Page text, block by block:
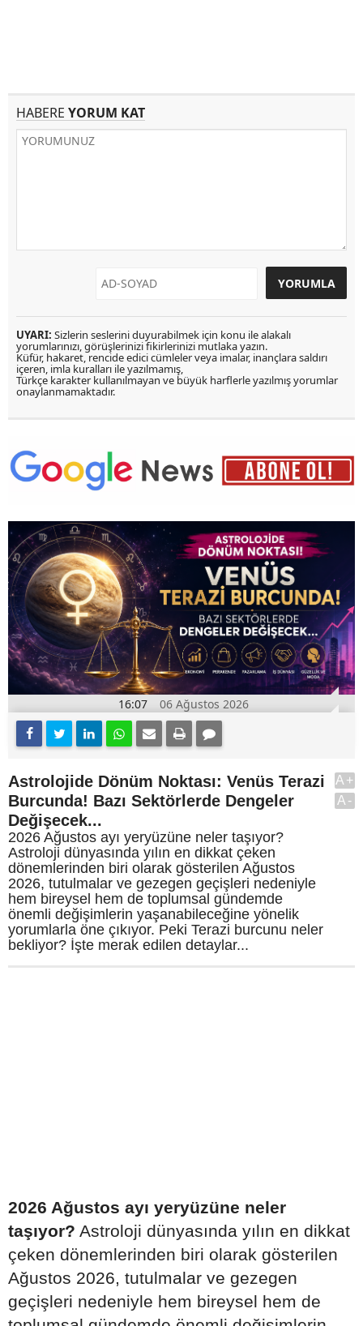
HABERE YORUM KAT
UYARI: Sizlerin seslerini duyurabilmek için konu ile alakalı
yorumlarınızı, görüşlerinizi fikirlerinizi mutlaka yazın.
Küfür, hakaret, rencide edici cümleler veya imalar, inançlara saldırı
içeren, imla kuralları ile yazılmamış,
Türkçe karakter kullanılmayan ve büyük harflerle yazılmış yorumlar
onaylanmamaktadır.
16:07 06 Ağustos 2026
Astrolojide Dönüm Noktası: Venüs Terazi
Burcunda! Bazı Sektörlerde Dengeler
Değişecek...
2026 Ağustos ayı yeryüzüne neler taşıyor?
Astroloji dünyasında yılın en dikkat çeken
dönemlerinden biri olarak gösterilen Ağustos
2026, tutulmalar ve gezegen geçişleri nedeniyle
hem bireysel hem de toplumsal gündemde
önemli değişimlerin yaşanabileceğine yönelik
yorumlarla öne çıkıyor. Peki Terazi burcunu neler
bekliyor? İşte merak edilen detaylar...
A+
A-
2026 Ağustos ayı yeryüzüne neler
taşıyor? Astroloji dünyasında yılın en dikkat
çeken dönemlerinden biri olarak gösterilen
Ağustos 2026, tutulmalar ve gezegen
geçişleri nedeniyle hem bireysel hem de